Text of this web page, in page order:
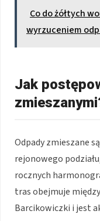
Co do żółtych
wyrzuceniem
Jak
Odpady zmieszane
rejonowego
rocznych
tras obejmuje
Barcikowiczki i jest